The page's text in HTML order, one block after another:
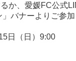
か、愛媛FC公式
バナーよりご参
日（日）9:00